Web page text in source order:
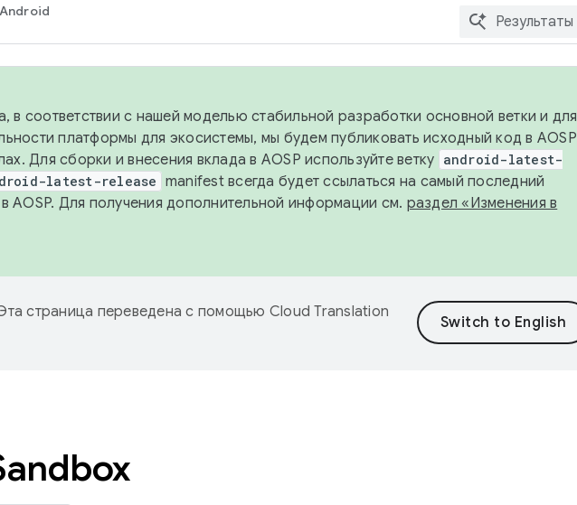
в соответствии с нашей моделью стабильной разработки основной ветки и для
платформы для экосистемы, мы будем публиковать исходный код в AOSP
Для сборки и внесения вклада в AOSP используйте ветку android-latest-
latest-release manifest всегда будет ссылаться на самый последний
AOSP. Для получения дополнительной информации см. раздел «Изменения в
страница переведена с помощью Cloud Translation